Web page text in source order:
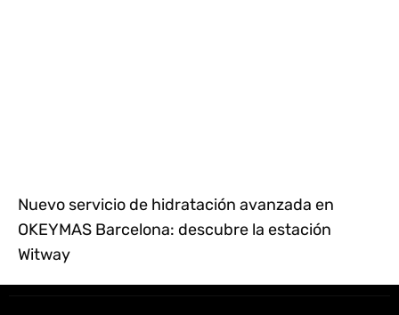
Nuevo servicio de hidratación avanzada en
OKEYMAS Barcelona: descubre la estación
Witway